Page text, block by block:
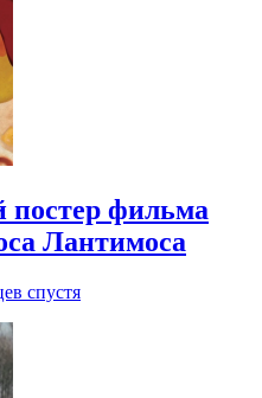
фильма
Лантимоса
спустя